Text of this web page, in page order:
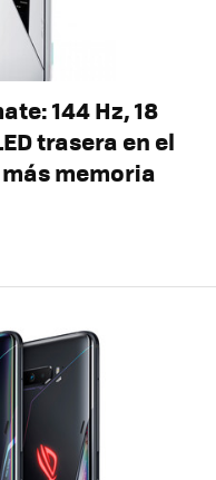
144 Hz, 18
trasera en el
memoria